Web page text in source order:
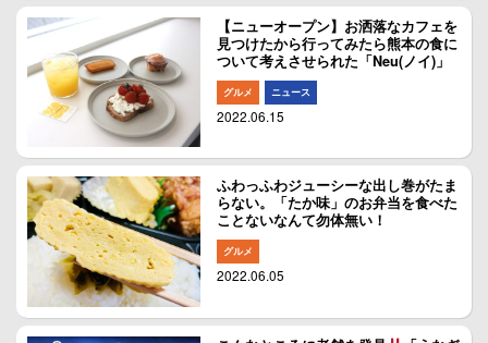
【ニューオープン】お洒落なカフェを
見つけたから行ってみたら熊本の食に
ついて考えさせられた「Neu(ノイ)」
グルメ ニュース
2022.06.15
ふわっふわジューシーな出し巻がたま
らない。「たか味」のお弁当を食べた
ことないなんて勿体無い！
グルメ
2022.06.05